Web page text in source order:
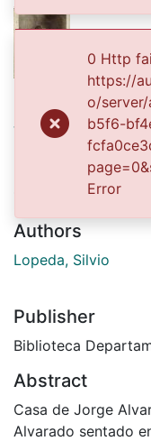
VALLE000691.jpg
1947-01-01
Authors
Lopeda, Silvio
Publisher
Biblioteca
Abstract
Casa de Jorge
Alvarado sentado
0 Http
https://
o/
b5f6-
Error